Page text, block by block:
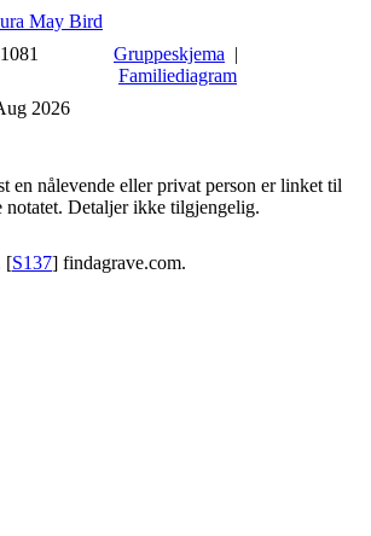
May Bird
Gruppeskjema |
Familiediagram
2026
en nålevende eller privat person er linket til
notatet. Detaljer ikke tilgjengelig.
[S137] findagrave.com.